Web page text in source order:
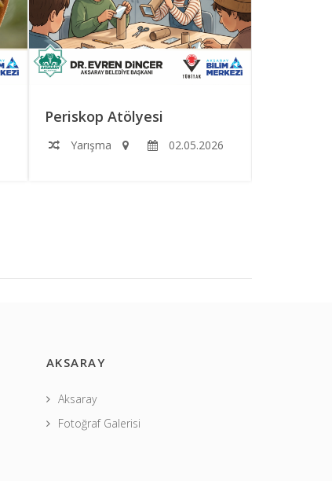
Periskop Atölyesi
Yarışma 02.05.2026
AKSARAY
Aksaray
Fotoğraf Galerisi